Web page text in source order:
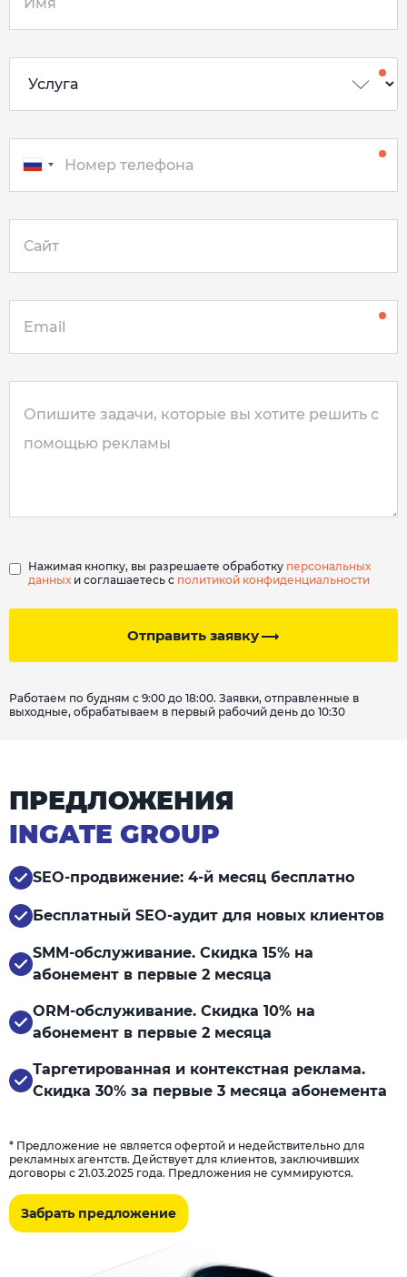
Отправить заявку
Нажимая кнопку, вы разрешаете обработку персональных
данных и соглашаетесь с политикой конфиденциальности
Работаем по будням с 9:00 до 18:00. Заявки, отправленные в
выходные, обрабатываем в первый рабочий день до 10:30
ПРЕДЛОЖЕНИЯ
INGATE GROUP
SEO-продвижение: 4-й месяц бесплатно
Бесплатный SEO-аудит для новых клиентов
SMM-обслуживание. Скидка 15% на
абонемент в первые 2 месяца
ORM-обслуживание. Скидка 10% на
абонемент в первые 2 месяца
Таргетированная и контекстная реклама.
Скидка 30% за первые 3 месяца абонемента
* Предложение не является офертой и недействительно для
рекламных агентств. Действует для клиентов, заключивших
договоры с 21.03.2025 года. Предложения не суммируются.
Забрать предложение